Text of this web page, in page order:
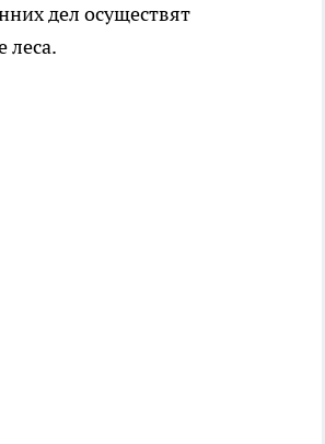
дел осуществят
леса.